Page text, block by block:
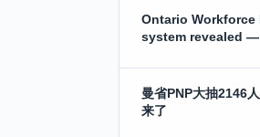
Ontario Workforce
system revealed
曼省PNP大抽2146
来了